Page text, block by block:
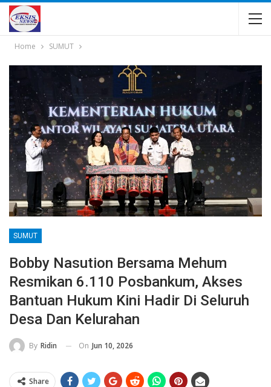
Home SUMUT
SUMUT
Bobby Nasution Bersama Mehum
Resmikan 6.110 Posbankum, Akses
Bantuan Hukum Kini Hadir Di Seluruh
Desa Dan Kelurahan
By Ridin On Jun 10, 2026
Share